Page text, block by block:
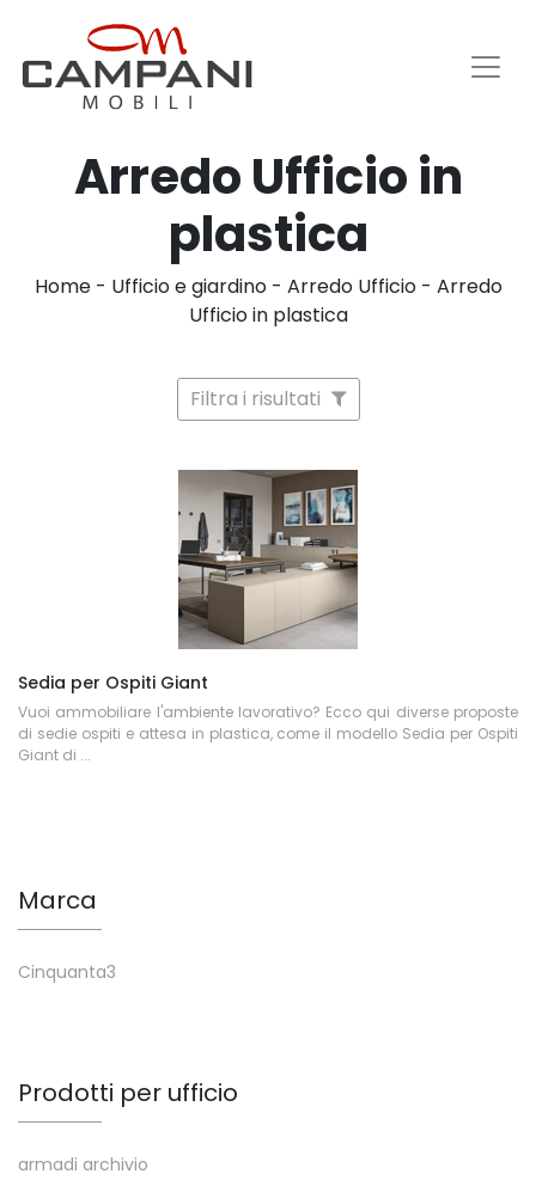
Arredo Ufficio in
plastica
Home- Ufficio e giardino- Arredo Ufficio- Arredo
Ufficio in plastica
Filtra i risultati
Sedia per Ospiti Giant
Vuoi ammobiliare l'ambiente lavorativo? Ecco qui diverse proposte
di sedie ospiti e attesa in plastica, come il modello Sedia per Ospiti
Giant di ...
Marca
Cinquanta3
Prodotti per ufficio
armadi archivio